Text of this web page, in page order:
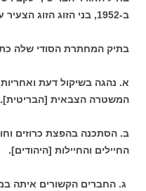
ב-1952, בני הזוג הזוג הצעיר עברתו את שמם לרם).
בתיק המחתרת הסודי שלה
א. נהגה בשיקול דעת
המשטרה הצבאית [הבריטית].
ב. הסתכנה בהפצת כרוזים
החיילים והחיילות [היהודים].
ג. החברים הקשורים איתה